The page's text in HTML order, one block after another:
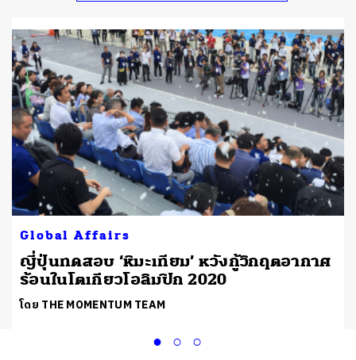
Global Affairs
ญี่ปุ่นทดสอบ ‘หิมะเทียม’ หวังกู้วิกฤตอากาศ
ร้อนในโตเกียวโอลิมปิก 2020
โดย THE MOMENTUM TEAM